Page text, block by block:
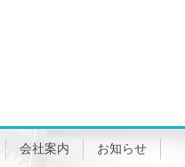
会社案内 お知らせ